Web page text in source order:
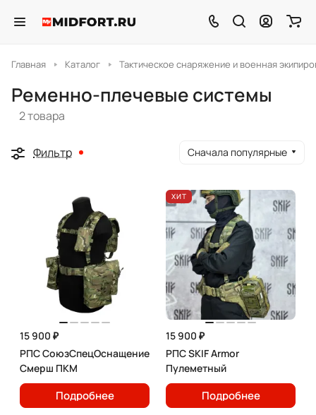
Главная Каталог Тактическое снаряжение и военная
Ременно-плечевые системы
2 товара
Фильтр Сначала популярные
15 900 ₽
РПС СоюзСпецОснащение
Смерш ПКМ
Подробнее
ХИТ
15 900 ₽
РПС SKIF Armor
Пулеметный
Подробнее